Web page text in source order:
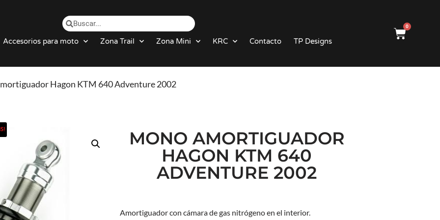
Accesorios para moto Zona Trail Zona Mini KRC Contacto TP Designs
0
Hagon KTM 640 Adventure 2002
MONO AMORTIGUADOR
HAGON KTM 640
ADVENTURE 2002
Amortiguador con cámara de gas nitrógeno en el interior.